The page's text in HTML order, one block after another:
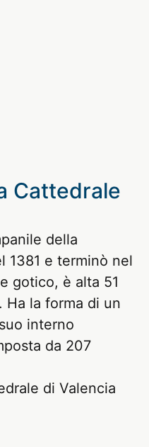
Cattedrale
della
1381 e terminò nel
gotico, è alta 51
Ha la forma di un
interno
da 207